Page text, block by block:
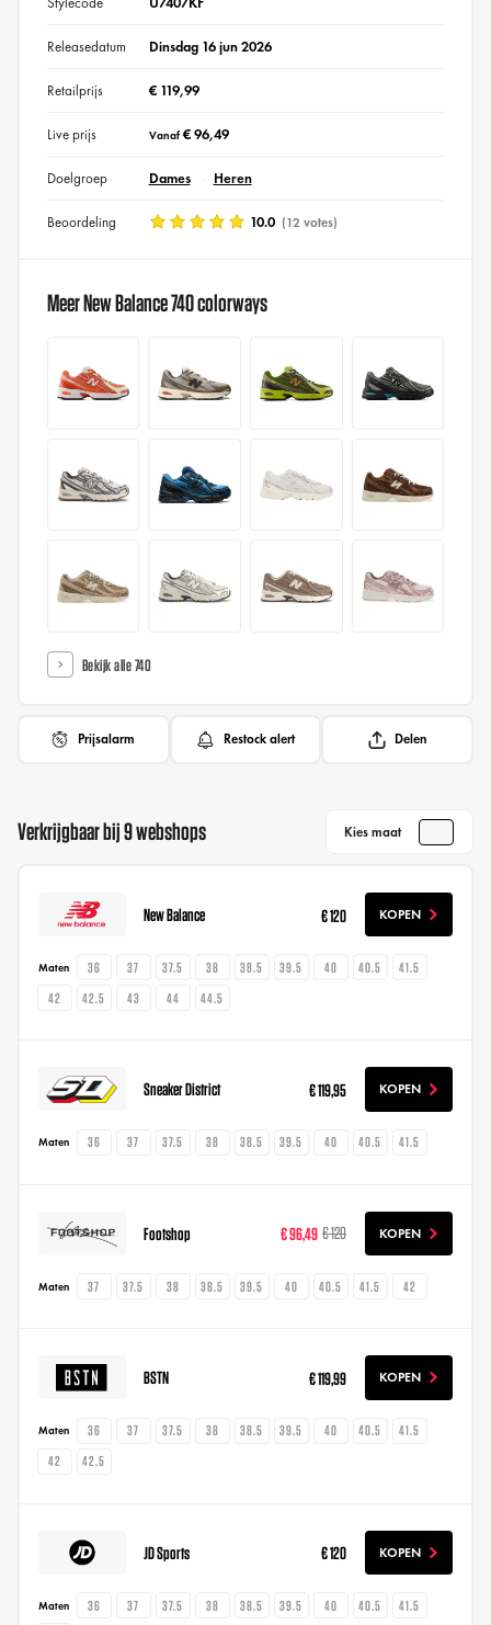
Releasedatum Dinsdag 16 jun 2026
Retailprijs € 119,99
Live prijs Vanaf€ 96,49
Doelgroep Dames Heren
Beoordeling 10.0 (12 votes)
Meer New Balance 740 colorways
Bekijk alle 740
Prijsalarm Restock alert Delen
Verkrijgbaar bij 9 webshops Kies maat
New Balance € 120 KOPEN
Maten 36 37 37.5 38 38.5 39.5 40 40.5
41.5
42
42.5 43 44 44.5
Sneaker District € 119,95 KOPEN
Maten 36 37 37.5 38 38.5 39.5 40 40.5 41.5
Footshop € 96,49 € 120 KOPEN
Maten 37 37.5 38 38.5 39.5 40 40.5 41.5 42
BSTN € 119,99 KOPEN
Maten 36 37 37.5 38 38.5 39.5 40 40.5
41.5
42
42.5
JD Sports € 120 KOPEN
Maten 36 37 37.5 38 38.5 39.5 40 40.5
41.5